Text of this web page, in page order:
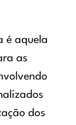
é aquela
as
dos